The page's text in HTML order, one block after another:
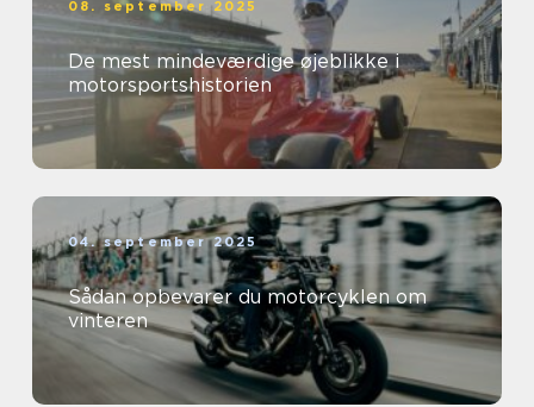
08. september 2025
De mest mindeværdige øjeblikke i
motorsportshistorien
04. september 2025
Sådan opbevarer du motorcyklen om
vinteren